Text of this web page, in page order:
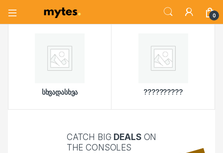
Open 0
სხვადასხვა ??????????
CATCH BIG DEALSON
THE CONSOLES